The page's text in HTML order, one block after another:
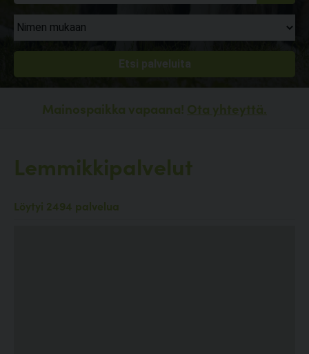
Mainospaikka vapaana! Ota yhteyttä.
Lemmikkipalvelut
Löytyi 2494 palvelua